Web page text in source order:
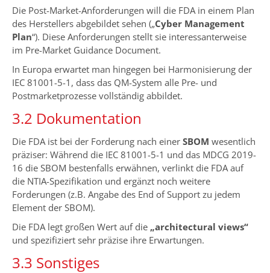
Die Post-Market-Anforderungen will die FDA in einem Plan
des Herstellers abgebildet sehen („Cyber Management
Plan“). Diese Anforderungen stellt sie interessanterweise
im Pre-Market Guidance Document.
In Europa erwartet man hingegen bei Harmonisierung der
IEC 81001-5-1, dass das QM-System alle Pre- und
Postmarketprozesse vollständig abbildet.
3.2 Dokumentation
Die FDA ist bei der Forderung nach einer SBOM wesentlich
präziser: Während die IEC 81001-5-1 und das MDCG 2019-
16 die SBOM bestenfalls erwähnen, verlinkt die FDA auf
die NTIA-Spezifikation und ergänzt noch weitere
Forderungen (z.B. Angabe des End of Support zu jedem
Element der SBOM).
Die FDA legt großen Wert auf die „architectural views“
und spezifiziert sehr präzise ihre Erwartungen.
3.3 Sonstiges